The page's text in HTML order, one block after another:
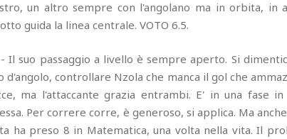
un altro sempre con l'angolano ma in orbita, in
guida la linea centrale. VOTO 6.5.
- Il suo passaggio a livello è sempre aperto. Si
d'angolo, controllare Nzola che manca il gol che
ma l'attaccante grazia entrambi. E' in una fase
Per correre corre, è generoso, si applica. Ma
ha preso 8 in Matematica, una volta nella vita. Il